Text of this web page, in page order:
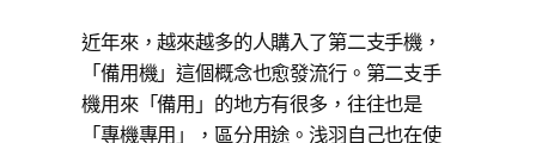
近年來，越來越多的人購入了第二支手機，
「備用機」這個概念也愈發流行。第二支手
機用來「備用」的地方有很多，往往也是
「專機專用」，區分用途。浅羽自己也在使